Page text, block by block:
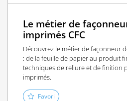
Le métier de
imprimés CFC
Découvrez le métier de façonneur
: de la feuille de papier au produit
techniques de reliure et de finition
imprimés.
Favori